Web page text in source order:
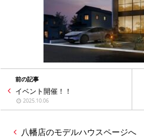
前の記事
イベント開催！！
2025.10.06
八幡店のモデルハウスページへ